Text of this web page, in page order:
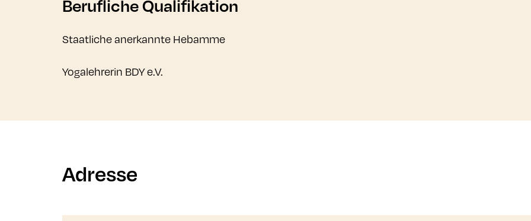
Berufliche Qualifikation
Staatliche anerkannte Hebamme
Yogalehrerin BDY e.V.
Adresse